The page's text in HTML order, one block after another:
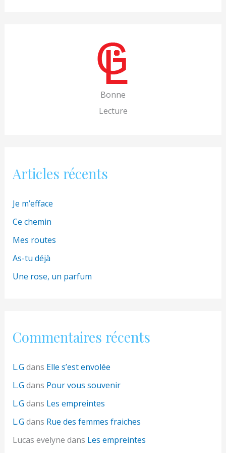
Bonne
Lecture
Articles récents
Je m’efface
Ce chemin
Mes routes
As-tu déjà
Une rose, un parfum
Commentaires récents
L.G dans Elle s’est envolée
L.G dans Pour vous souvenir
L.G dans Les empreintes
L.G dans Rue des femmes fraiches
Lucas evelyne dans Les empreintes